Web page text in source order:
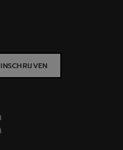
INSCHRIJVEN